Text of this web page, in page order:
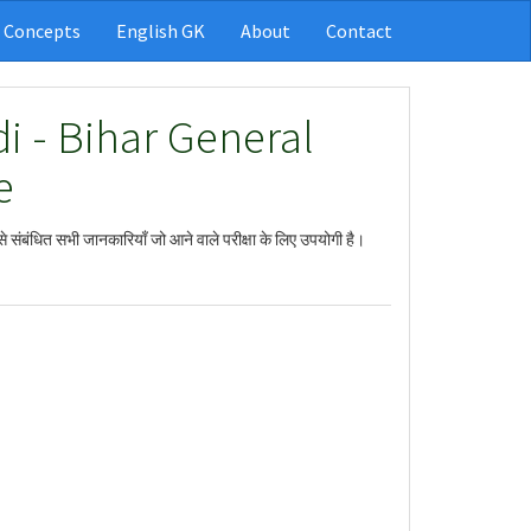
English GK About Contact
- Bihar General
संबंधित सभी जानकारियाँ जो आने वाले परीक्षा के लिए उपयोगी है।